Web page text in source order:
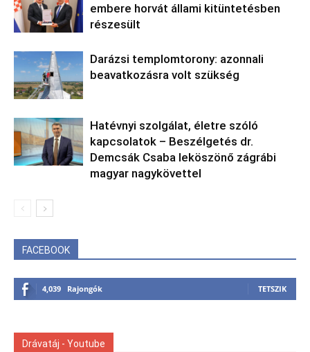
embere horvát állami kitüntetésben
részesült
Darázsi templomtorony: azonnali
beavatkozásra volt szükség
Hatévnyi szolgálat, életre szóló
kapcsolatok – Beszélgetés dr.
Demcsák Csaba leköszönő zágrábi
magyar nagykövettel
FACEBOOK
4,039 Rajongók TETSZIK
Drávatáj - Youtube